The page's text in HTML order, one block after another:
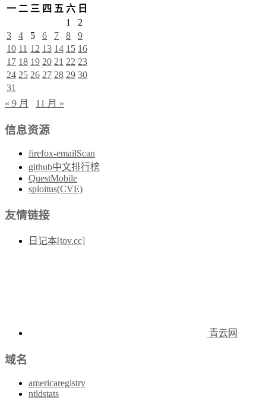
一 二 三 四 五 六 日
1
2
3
4 5 6 7 8
9
10 11 12 13 14 15 16
17 18 19 20 21 22 23
24 25 26 27 28 29 30
31
« 9 月
11 月 »
信息资源
firefox-emailScan
github中文排行榜
QuestMobile
sploitus(CVE)
友情链接
日记本[tov.cc]
青云网
域名
americaregistry
ntldstats